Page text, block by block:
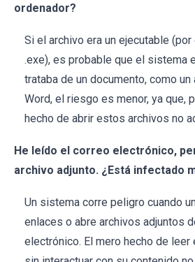
ordenador?
Si el archivo era un ejecutable (por
.exe), es probable que el sistema
trataba de un documento, como un
Word, el riesgo es menor, ya que,
hecho de abrir estos archivos no
He leído el correo electrónico,
archivo adjunto. ¿Está infectado
Un sistema corre peligro cuando
enlaces o abre archivos adjuntos
electrónico. El mero hecho de